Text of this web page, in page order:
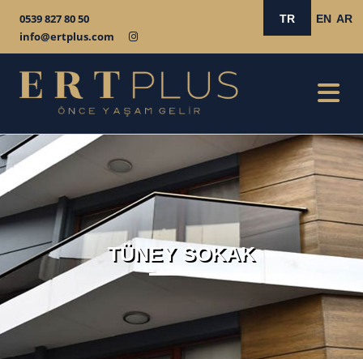
0539 827 80 50
info@ertplus.com
TR EN AR
TÜNEY SOKAK